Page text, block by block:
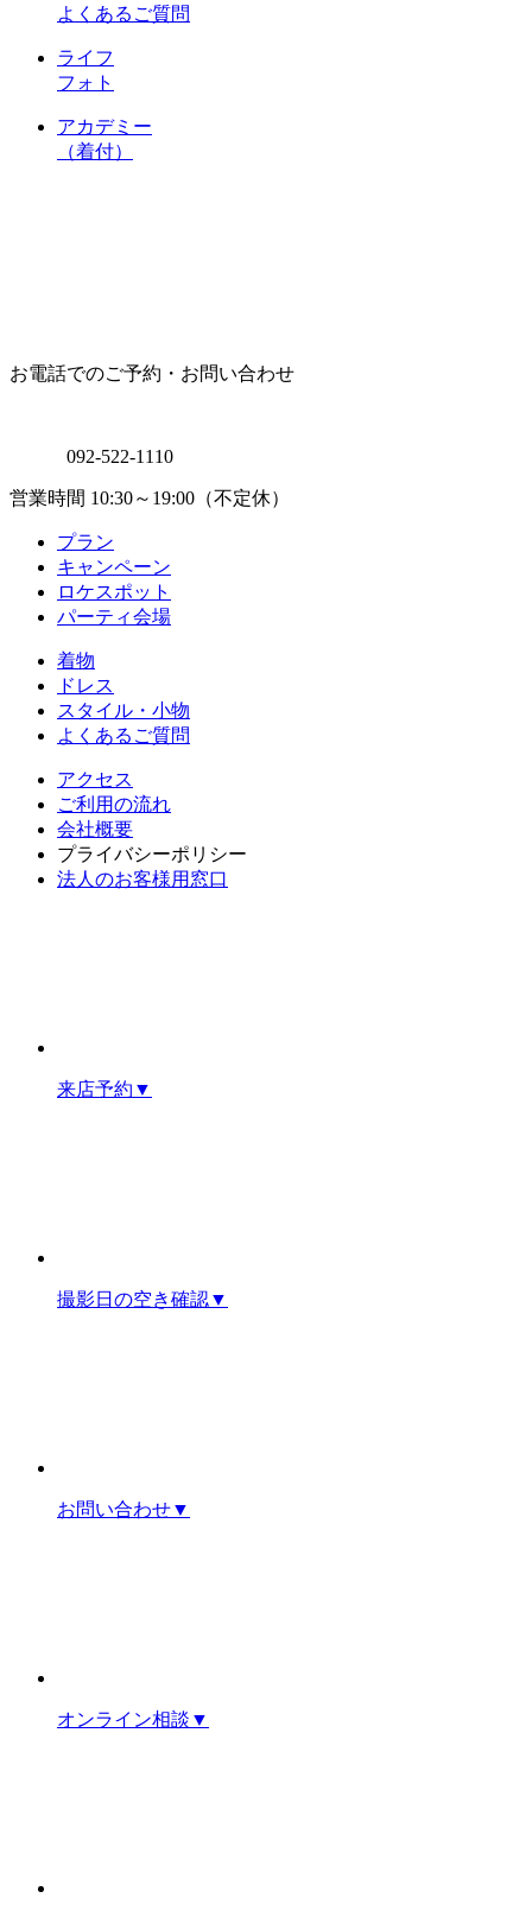
よくあるご質問
ライフ
フォト
アカデミー
（着付）
お電話でのご予約・お問い合わせ
092-522-1110
営業時間 10:30～19:00（不定休）
プラン
キャンペーン
ロケスポット
パーティ会場
着物
ドレス
スタイル・小物
よくあるご質問
アクセス
ご利用の流れ
会社概要
プライバシーポリシー
法人のお客様用窓口
来店予約 ▼
撮影日の空き確認▼
お問い合わせ▼
オンライン相談 ▼